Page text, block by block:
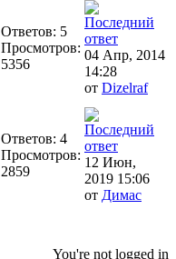
Ответов: 5
Просмотров:
5356
04 Апр, 2014
14:28
от Dizelraf
Ответов: 4
Просмотров:
2859
12 Июн,
2019 15:06
от Димас
You're not logged in